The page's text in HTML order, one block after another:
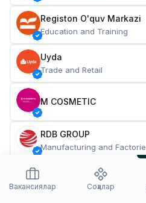
Registon O'quv Markazi
Education and Training
Uyda
Trade and Retail
M COSMETIC
RDB GROUP
Manufacturing and
Restaurants and Fast Food
Вакансиялар
Соҳалар